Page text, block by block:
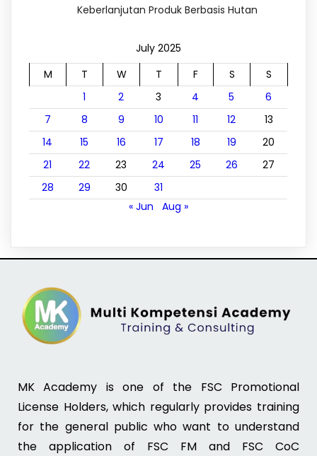
Keberlanjutan Produk Berbasis Hutan
July 2025
M
T W T F S
S
1
2 3 4 5
6
7
8 9 10 11 12
13
14
15 16 17 18 19
20
21
22 23 24 25 26
27
28
29 30
31
« Jun
Aug »
MK Academy is one of the FSC Promotional
License Holders, which regularly provides training
for the general public who want to understand
the application of FSC FM and FSC CoC